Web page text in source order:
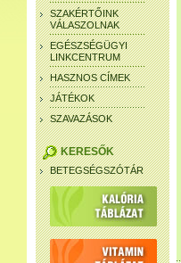
SZAKÉRTŐINK
VÁLASZOLNAK
EGÉSZSÉGÜGYI
LINKCENTRUM
HASZNOS CÍMEK
JÁTÉKOK
SZAVAZÁSOK
KERESŐK
BETEGSÉGSZÓTÁR